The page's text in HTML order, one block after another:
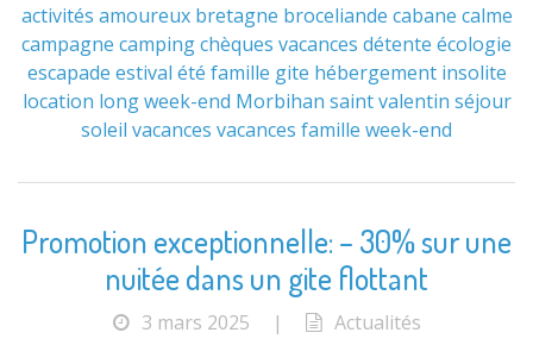
activités amoureux bretagne broceliande cabane calme
campagne campingchèques vacances détente écologie
escapade estival été famille gite hébergement insolite
location long week-end Morbihan saint valentin séjour
soleil vacances vacances famille week-end
Promotion exceptionnelle: – 30% sur une
nuitée dans un gite flottant
3 mars 2025 | Actualités